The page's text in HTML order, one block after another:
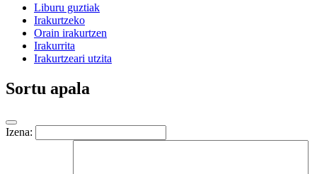
Liburu guztiak
Irakurtzeko
Orain irakurtzen
Irakurrita
Irakurtzeari utzita
Sortu apala
Izena: